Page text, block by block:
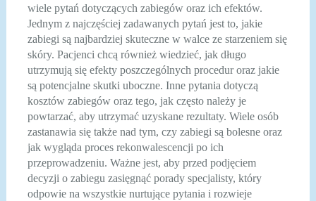
wiele pytań dotyczących zabiegów oraz ich efektów.
Jednym z najczęściej zadawanych pytań jest to, jakie
zabiegi są najbardziej skuteczne w walce ze starzeniem się
skóry. Pacjenci chcą również wiedzieć, jak długo
utrzymują się efekty poszczególnych procedur oraz jakie
są potencjalne skutki uboczne. Inne pytania dotyczą
kosztów zabiegów oraz tego, jak często należy je
powtarzać, aby utrzymać uzyskane rezultaty. Wiele osób
zastanawia się także nad tym, czy zabiegi są bolesne oraz
jak wygląda proces rekonwalescencji po ich
przeprowadzeniu. Ważne jest, aby przed podjęciem
decyzji o zabiegu zasięgnąć porady specjalisty, który
odpowie na wszystkie nurtujące pytania i rozwieje